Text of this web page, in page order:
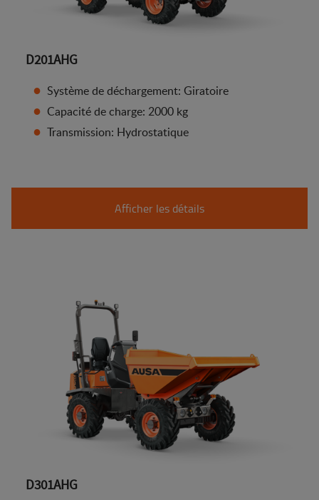
D201AHG
Système de déchargement: Giratoire
Capacité de charge: 2000 kg
Transmission: Hydrostatique
Afficher les détails
D301AHG